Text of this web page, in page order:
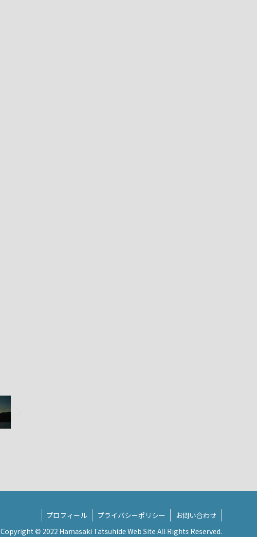
プロフィール プライバシーポリシー
お問い合わせ
Copyright © 2022 Hamasaki Tatsuhide Web Site All Rights Reserved.